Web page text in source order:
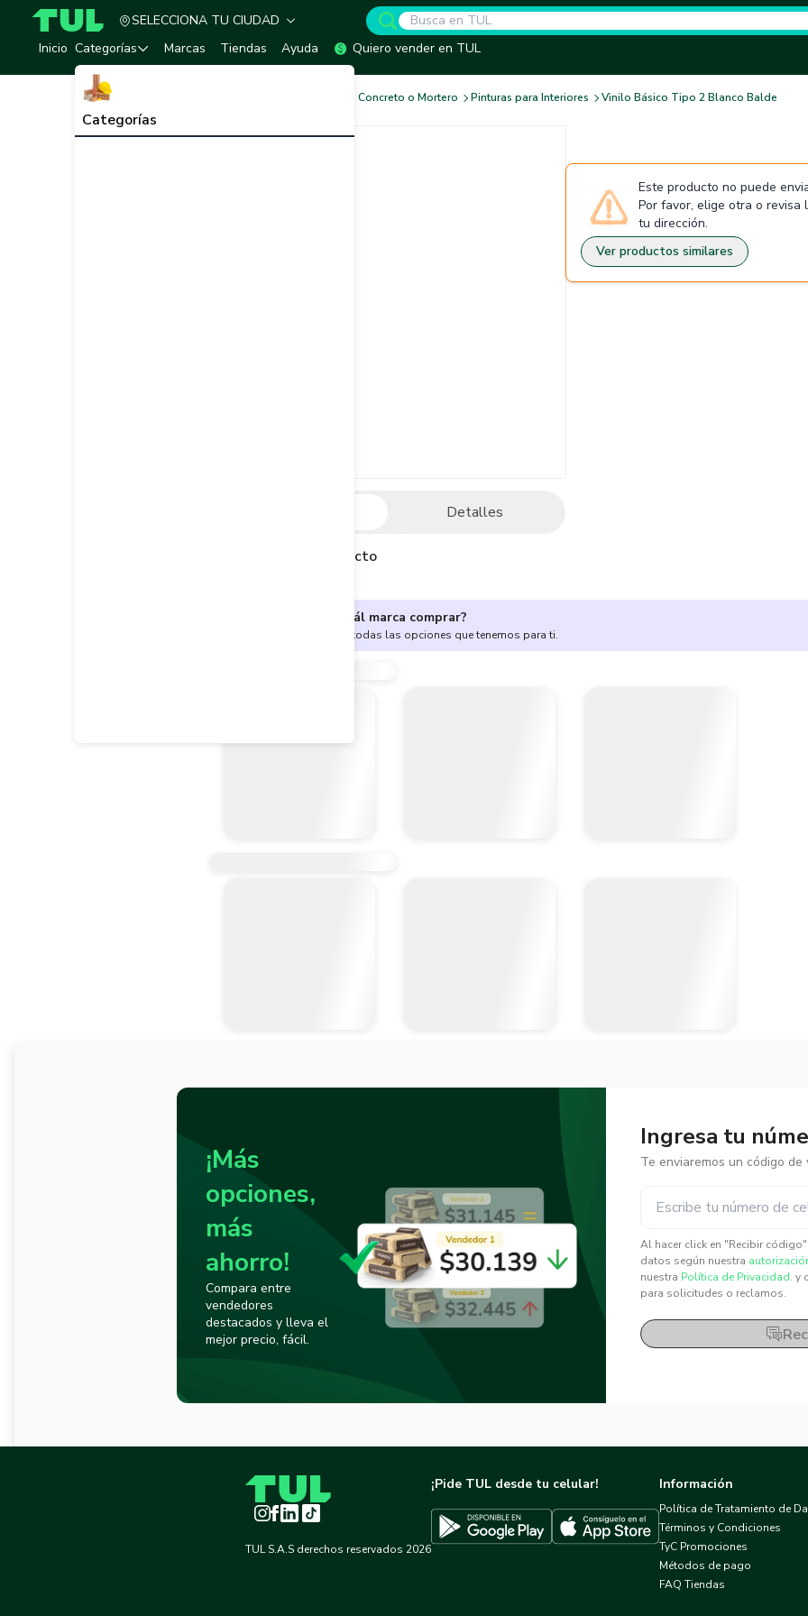
TUL - Tu Marketplace de Construcción
SELECCIONA TU CIUDAD
Inicio Categorías
Categorías
Marcas Tiendas Ayuda Quiero vender en TUL
Pinturas Muros de Concreto o Mortero Pinturas para Interiores Vinilo Básico Tipo 2 Blanco Balde
Detalles
Descripción del producto
Este producto no puede
Por favor, elige otra o revisa
tu dirección.
Ver productos similares
¿No sabes cuál marca comprar?
Encuentra aquí todas las opciones que tenemos para ti.
¡Más
opciones,
más
ahorro!
Compara entre
vendedores
destacados y lleva el
mejor precio, fácil.
Ingresa tu
Te enviaremos un código de
Al hacer click en "Recibir
datos según nuestra
nuestra Política de Privacidad. y
para solicitudes o reclamos.
Instagram
Facebook
LinkedInTikTok
TUL S.A.S derechos reservados 2026
¡Pide TUL desde tu celular!
Descargar TUL en Google PlayDescargar TUL en App Store
Información
Política de Tratamiento de
Términos y Condiciones
TyC Promociones
Métodos de pago
FAQ Tiendas